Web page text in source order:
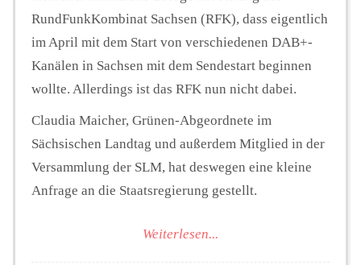
RundFunkKombinat Sachsen (RFK), dass eigentlich
im April mit dem Start von verschiedenen DAB+-
Kanälen in Sachsen mit dem Sendestart beginnen
wollte. Allerdings ist das RFK nun nicht dabei.
Claudia Maicher, Grünen-Abgeordnete im
Sächsischen Landtag und außerdem Mitglied in der
Versammlung der SLM, hat deswegen eine kleine
Anfrage an die Staatsregierung gestellt.
Weiterlesen...